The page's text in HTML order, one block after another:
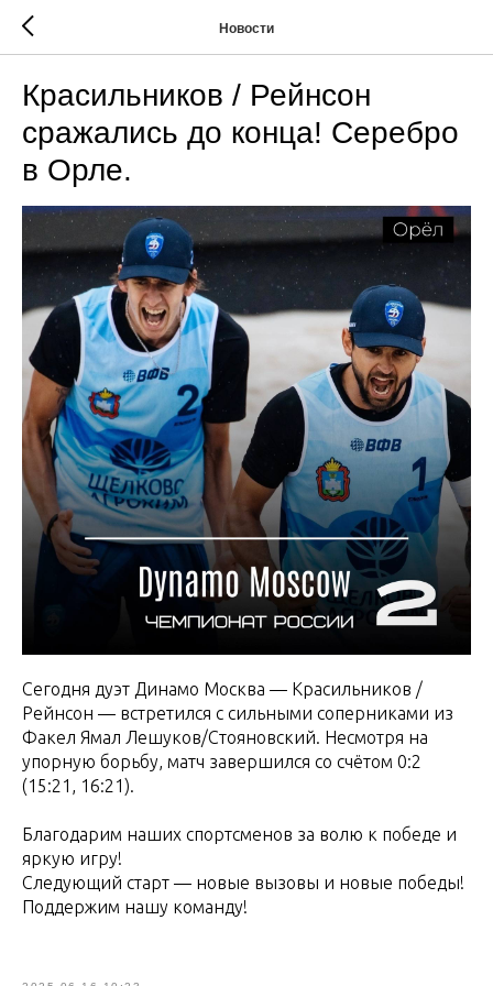
Новости
Красильников / Рейнсон
сражались до конца! Серебро
в Орле.
Сегодня дуэт Динамо Москва — Красильников /
Рейнсон — встретился с сильными соперниками из
Факел Ямал Лешуков/Стояновский. Несмотря на
упорную борьбу, матч завершился со счётом 0:2
(15:21, 16:21).
Благодарим наших спортсменов за волю к победе и
яркую игру!
Следующий старт — новые вызовы и новые победы!
Поддержим нашу команду!